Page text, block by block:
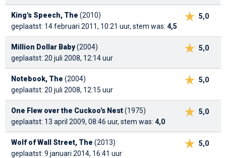
5,0
King's Speech, The (2010)
geplaatst: 14 februari 2011, 10:21 uur, stem was: 4,5
5,0
Million Dollar Baby(2004)
geplaatst: 20 juli 2008, 12:14 uur
5,0
Notebook, The (2004)
geplaatst: 20 juli 2008, 12:15 uur
5,0
One Flew over the Cuckoo's Nest(1975)
geplaatst: 13 april 2009, 08:46 uur, stem was: 4,0
5,0
Wolf of Wall Street, The (2013)
geplaatst: 9 januari 2014, 16:41 uur